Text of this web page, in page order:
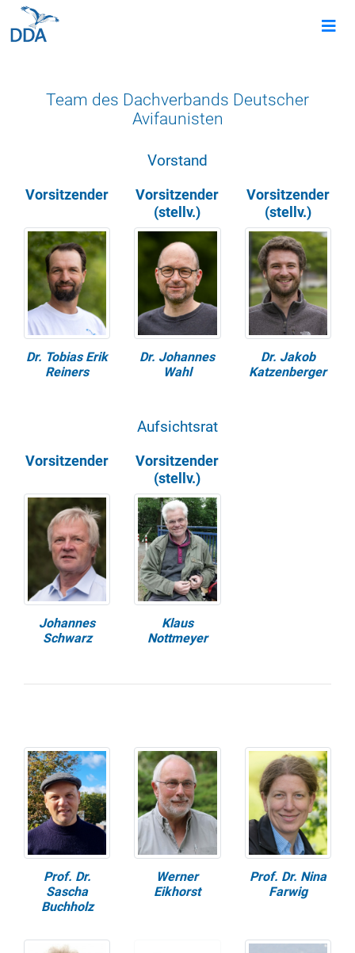
Team des Dachverbands Deutscher
Avifaunisten
Vorstand
Vorsitzender
Dr. Tobias Erik
Reiners
Vorsitzender
(stellv.)
Dr. Johannes
Wahl
Vorsitzender
(stellv.)
Dr. Jakob
Katzenberger
Aufsichtsrat
Vorsitzender
Johannes
Schwarz
Vorsitzender
(stellv.)
Klaus
Nottmeyer
Prof. Dr.
Sascha
Buchholz
Werner
Eikhorst
Prof. Dr. Nina
Farwig